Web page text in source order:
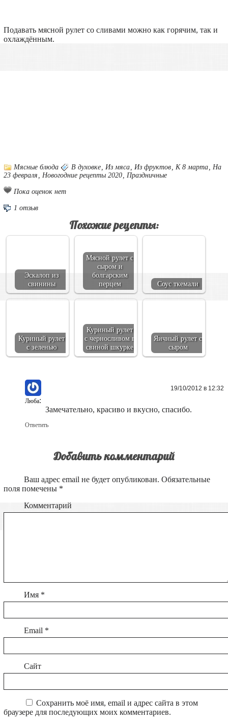
Подавать мясной рулет со сливами можно как горячим, так и
охлаждённым.
Мясные блюда В духовке Из мяса Из фруктов К 8 марта
На
23 февраля
Новогодние рецепты 2020 Праздничные
Пока оценок нет
1 отзыв
Похожие рецепты:
Эскалоп из
свинины
Мясной рулет с
сыром и
болгарским
перцем
Соус ткемали
Куриный рулет
с зеленью
Куриный рулет
с черносливом в
свиной шкурке
Яичный рулет с
сыром
Люба:
19/10/2012 в 12:32
Замечательно, красиво и вкусно, спасибо.
Ответить
Добавить комментарий
Ваш адрес email не будет опубликован. Обязательные
поля помечены *
Комментарий
Имя *
Email *
Сайт
Сохранить моё имя, email и адрес сайта в этом
браузере для последующих моих комментариев.